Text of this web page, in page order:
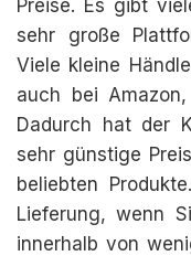
Preise. Es gibt
sehr große
Viele kleine
auch bei
Dadurch hat der
sehr günstige
beliebten
Lieferung, wenn
innerhalb von